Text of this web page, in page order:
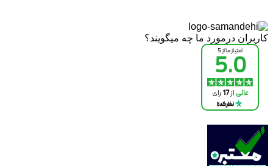
کاربران درمورد ما چه میگویند؟